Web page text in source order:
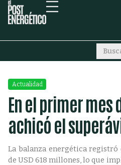
Actualidad
En el primer mes
achicó el
La balanza energética
de USD 618 millones, lo que